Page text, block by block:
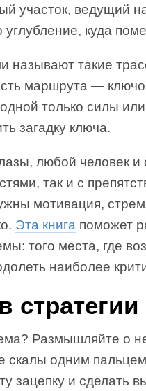
участок, ведущий
углубление, куда
называют такие
маршрута —
только силы
загадку ключа.
любой человек и
так и с
мотивация,
Эта книга поможет
того места, где
наиболее
стратегии
Размышляйте о
скалы одним
зацепку и сделать